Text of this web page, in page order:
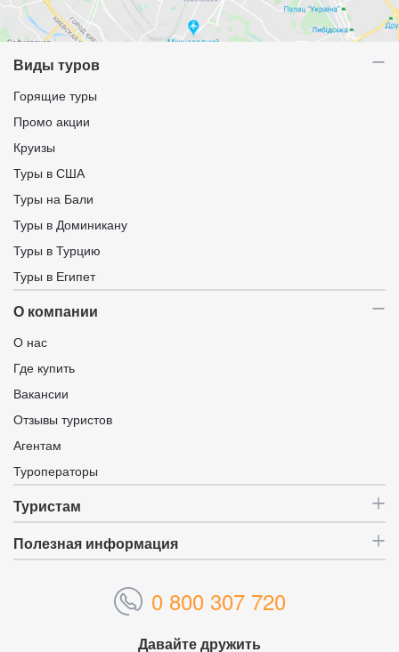
Виды туров
Горящие туры
Промо акции
Круизы
Туры в США
Туры на Бали
Туры в Доминикану
Туры в Турцию
Туры в Египет
О компании
О нас
Где купить
Вакансии
Отзывы туристов
Агентам
Туроператоры
Туристам
Полезная информация
0 800 307 720
Давайте дружить